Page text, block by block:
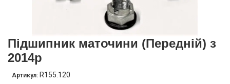
Підшипник маточини (Передній) з
2014р
Артикул: R155.120